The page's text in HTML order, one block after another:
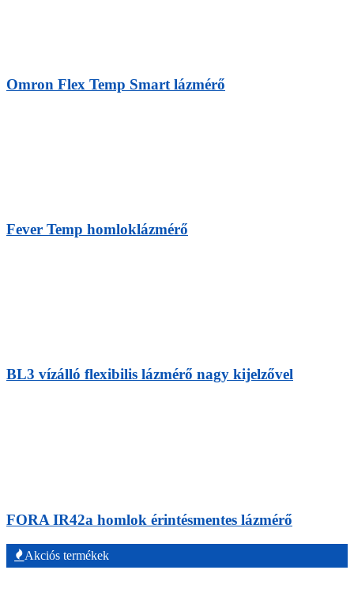
Omron Flex Temp Smart lázmérő
Fever Temp homloklázmérő
BL3 vízálló flexibilis lázmérő nagy kijelzővel
FORA IR42a homlok érintésmentes lázmérő
Akciós termékek